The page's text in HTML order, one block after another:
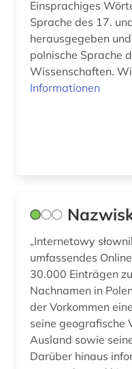
Einsprachiges
Sprache des 17.
herausgegeben
polnische Sprache
Wissenschaften.
Informationen
„Internetowy
umfassendes
30.000 Einträgen
Nachnamen in Polen. Neben der
der Vorkommen
seine geografische
Ausland sowie
Darüber hinaus